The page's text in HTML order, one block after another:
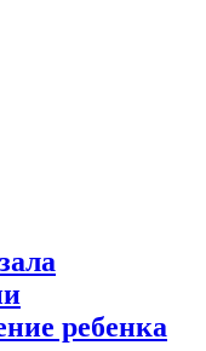
ребенка